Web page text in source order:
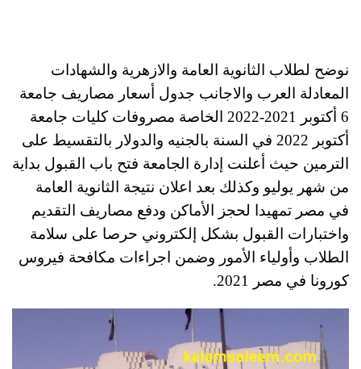
نوضح لطلاب الثانوية العامة والازهرية والشهادات
المعادلة العرب والاجانب جدول أسعار مصاريف جامعة
6 أكتوبر 2021-2022 الخاصة مصروفات كليات جامعة
أكتوبر 2022 في السنة بالجنيه والدولار بالتقسيط على
الترمين حيث أعلنت إدارة الجامعة فتح باب القبول بداية
من شهر يوليو وكذلك بعد اعلان نتيجة الثانوية العامة
في مصر تمهيدا لحجز الأماكن ودفع مصاريف التقديم
واختبارات القبول بشكل إلكتروني حرصا على سلامة
الطلاب وأولياء الأمور وضمن اجراءات مكافحة فيروس
كورونا في مصر 2021.